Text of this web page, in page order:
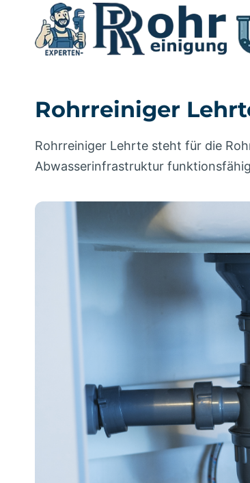
springen
Rohrreiniger
Rohrreiniger Lehrte steht für die
Abwasserinfrastruktur